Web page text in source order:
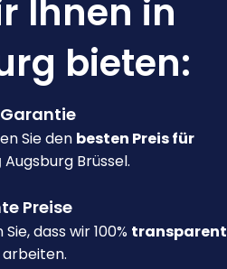
Ihnen in
bieten:
Sie den besten Preis für
Augsburg Brüssel.
Preise
dass wir 100% transparent
arbeiten.